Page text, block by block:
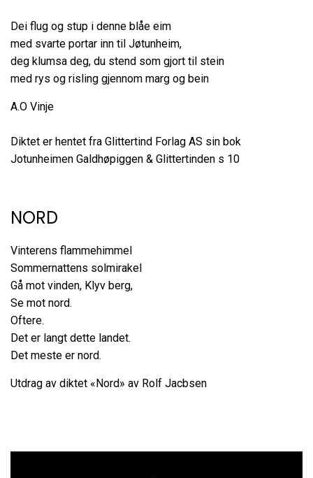
Dei flug og stup i denne blåe eim
med svarte portar inn til Jøtunheim,
deg klumsa deg, du stend som gjort til stein
med rys og risling gjennom marg og bein
A.O Vinje
Diktet er hentet fra Glittertind Forlag AS sin bok
Jotunheimen Galdhøpiggen & Glittertinden s 10
NORD
Vinterens flammehimmel
Sommernattens solmirakel
Gå mot vinden, Klyv berg,
Se mot nord.
Oftere.
Det er langt dette landet.
Det meste er nord.
Utdrag av diktet «Nord» av Rolf Jacbsen